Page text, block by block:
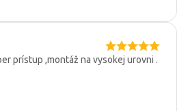
prístup ,montáž na vysokej urovni .